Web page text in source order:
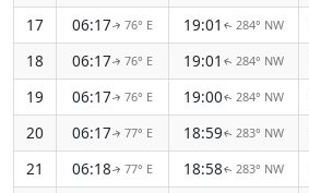
17
06:17↑ 76° E 19:01 ↑ 284° NW
18
06:17↑ 76° E 19:01 ↑ 284° NW
19
06:17↑ 76° E 19:00↑ 284° NW
20
06:17↑ 77° E 18:59↑ 283° NW
21
06:18↑ 77° E 18:58↑ 283° NW